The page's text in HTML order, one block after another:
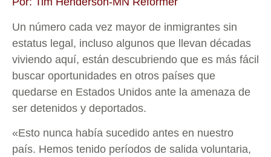
Un número cada vez mayor de inmigrantes sin
estatus legal, incluso algunos que llevan décadas
viviendo aquí, están descubriendo que es más fácil
buscar oportunidades en otros países que
quedarse en Estados Unidos ante la amenaza de
ser detenidos y deportados.
«Esto nunca había sucedido antes en nuestro
país. Hemos tenido períodos de salida voluntaria,